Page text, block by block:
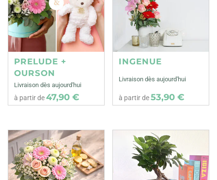
PRELUDE +
OURSON
Livraison dès aujourd'hui
à partir de47,90 €
INGENUE
Livraison dès aujourd'hui
à partir de53,90 €